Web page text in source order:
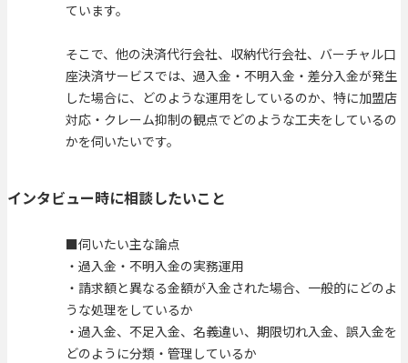
ています。
そこで、他の決済代行会社、収納代行会社、バーチャル口
座決済サービスでは、過入金・不明入金・差分入金が発生
した場合に、どのような運用をしているのか、特に加盟店
対応・クレーム抑制の観点でどのような工夫をしているの
かを伺いたいです。
インタビュー時に相談したいこと
■伺いたい主な論点
・過入金・不明入金の実務運用
・請求額と異なる金額が入金された場合、一般的にどのよ
うな処理をしているか
・過入金、不足入金、名義違い、期限切れ入金、誤入金を
どのように分類・管理しているか